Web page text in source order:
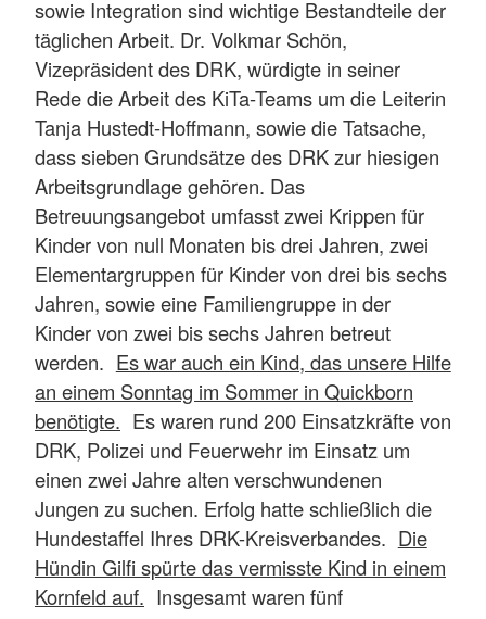
sowie Integration sind wichtige Bestandteile der
täglichen Arbeit. Dr. Volkmar Schön,
Vizepräsident des DRK, würdigte in seiner
Rede die Arbeit des KiTa-Teams um die Leiterin
Tanja Hustedt-Hoffmann, sowie die Tatsache,
dass sieben Grundsätze des DRK zur hiesigen
Arbeitsgrundlage gehören. Das
Betreuungsangebot umfasst zwei Krippen für
Kinder von null Monaten bis drei Jahren, zwei
Elementargruppen für Kinder von drei bis sechs
Jahren, sowie eine Familiengruppe in der
Kinder von zwei bis sechs Jahren betreut
werden. Es war auch ein Kind, das unsere Hilfe
an einem Sonntag im Sommer in Quickborn
benötigte. Es waren rund 200 Einsatzkräfte von
DRK, Polizei und Feuerwehr im Einsatz um
einen zwei Jahre alten verschwundenen
Jungen zu suchen. Erfolg hatte schließlich die
Hundestaffel Ihres DRK-Kreisverbandes. Die
Hündin Gilfi spürte das vermisste Kind in einem
Kornfeld auf. Insgesamt waren fünf